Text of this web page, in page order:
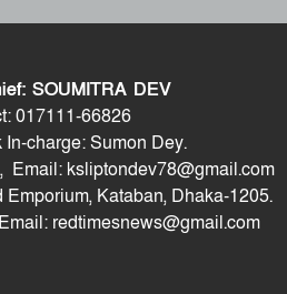
SOUMITRA DEV
017111-66826
charge: Sumon Dey.
Email: ksliptondev78@gmail.com
Kataban, Dhaka-1205.
redtimesnews@gmail.com